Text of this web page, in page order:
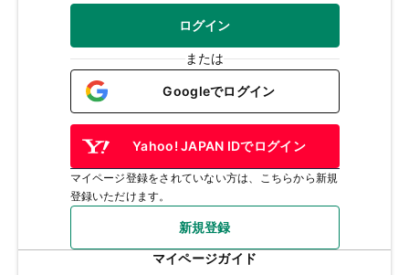
ログイン
または
Googleでログイン
Yahoo! JAPAN IDでログイン
マイページ登録をされていない方は、こちらから新規
登録いただけます。
新規登録
マイページガイド